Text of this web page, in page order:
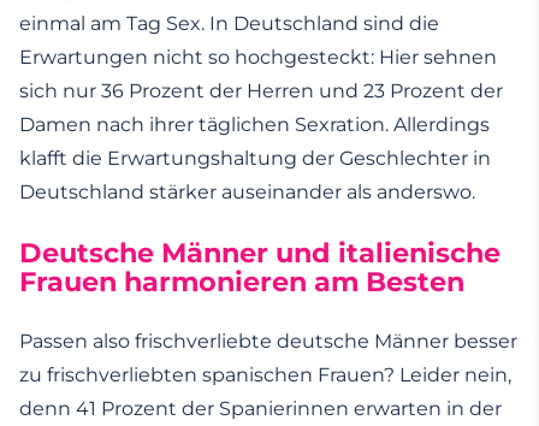
einmal am Tag Sex. In Deutschland sind die
Erwartungen nicht so hochgesteckt: Hier sehnen
sich nur 36 Prozent der Herren und 23 Prozent der
Damen nach ihrer täglichen Sexration. Allerdings
klafft die Erwartungshaltung der Geschlechter in
Deutschland stärker auseinander als anderswo.
Deutsche Männer und italienische
Frauen harmonieren am Besten
Passen also frischverliebte deutsche Männer besser
zu frischverliebten spanischen Frauen? Leider nein,
denn 41 Prozent der Spanierinnen erwarten in der